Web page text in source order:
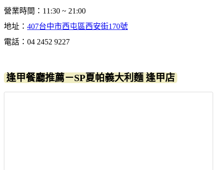
營業時間：11:30 ~ 21:00
地址： 407台中市西屯區西安街170號
電話：04 2452 9227
逢甲餐廳推薦－SP夏帕義大利麵 逢甲店